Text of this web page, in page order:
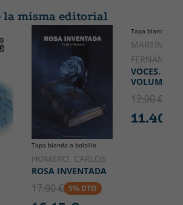
la misma editorial
Tapa blanda o bolsillo
HOMERO, CARLOS
ROSA INVENTADA
17.00 € 5% DTO
Tapa blanda o
MARTÍNEZ
VOCES.
VOLUMEN I
12.00 €
11.40 €